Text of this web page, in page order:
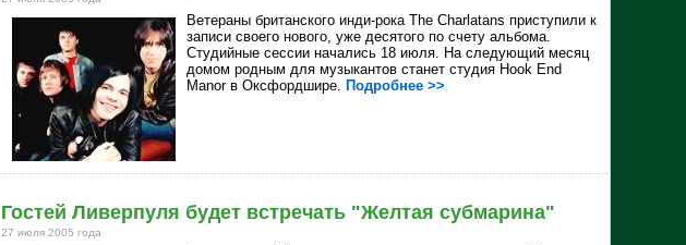
Ветераны британского инди-рока The Charlatans приступили к
записи своего нового, уже десятого по счету альбома.
Студийные сессии начались 18 июля. На следующий месяц
домом родным для музыкантов станет студия Hook End
Manor в Оксфордшире. Подробнее >>
Гостей Ливерпуля будет встречать "Желтая субмарина"
27 июля 2005 года